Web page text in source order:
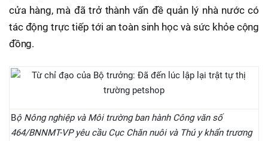
cửa hàng, mà đã trở thành vấn đề quản lý nhà nước có
tác động trực tiếp tới an toàn sinh học và sức khỏe cộng
đồng.
Bộ Nông nghiệp và Môi trường ban hành Công văn số
464/BNNMT-VP yêu cầu Cục Chăn nuôi và Thú y khẩn trương